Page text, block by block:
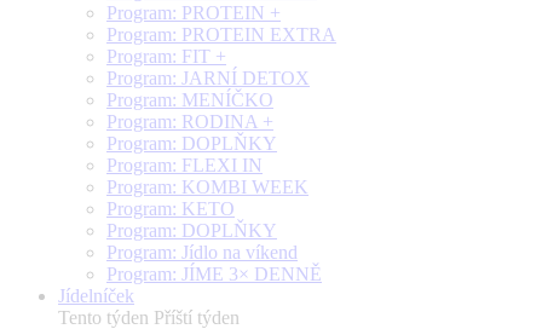
Program: PROTEIN +
Program: PROTEIN EXTRA
Program: FIT +
Program: JARNÍ DETOX
Program: MENÍČKO
Program: RODINA +
Program: DOPLŇKY
Program: FLEXI IN
Program: KOMBI WEEK
Program: KETO
Program: DOPLŇKY
Program: Jídlo na víkend
Program: JÍME 3× DENNĚ
Jídelníček
Tento týden Příští týden